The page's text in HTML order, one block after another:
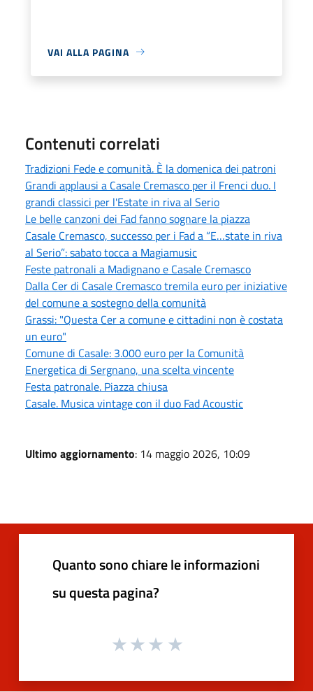
VAI ALLA PAGINA
Contenuti correlati
Tradizioni Fede e comunità. È la domenica dei patroni
Grandi applausi a Casale Cremasco per il Frenci duo. I
grandi classici per l'Estate in riva al Serio
Le belle canzoni dei Fad fanno sognare la piazza
Casale Cremasco, successo per i Fad a “E…state in riva
al Serio”: sabato tocca a Magiamusic
Feste patronali a Madignano e Casale Cremasco
Dalla Cer di Casale Cremasco tremila euro per iniziative
del comune a sostegno della comunità
Grassi: "Questa Cer a comune e cittadini non è costata
un euro"
Comune di Casale: 3.000 euro per la Comunità
Energetica di Sergnano, una scelta vincente
Festa patronale. Piazza chiusa
Casale. Musica vintage con il duo Fad Acoustic
Ultimo aggiornamento: 14 maggio 2026, 10:09
Quanto sono chiare le informazioni
su questa pagina?